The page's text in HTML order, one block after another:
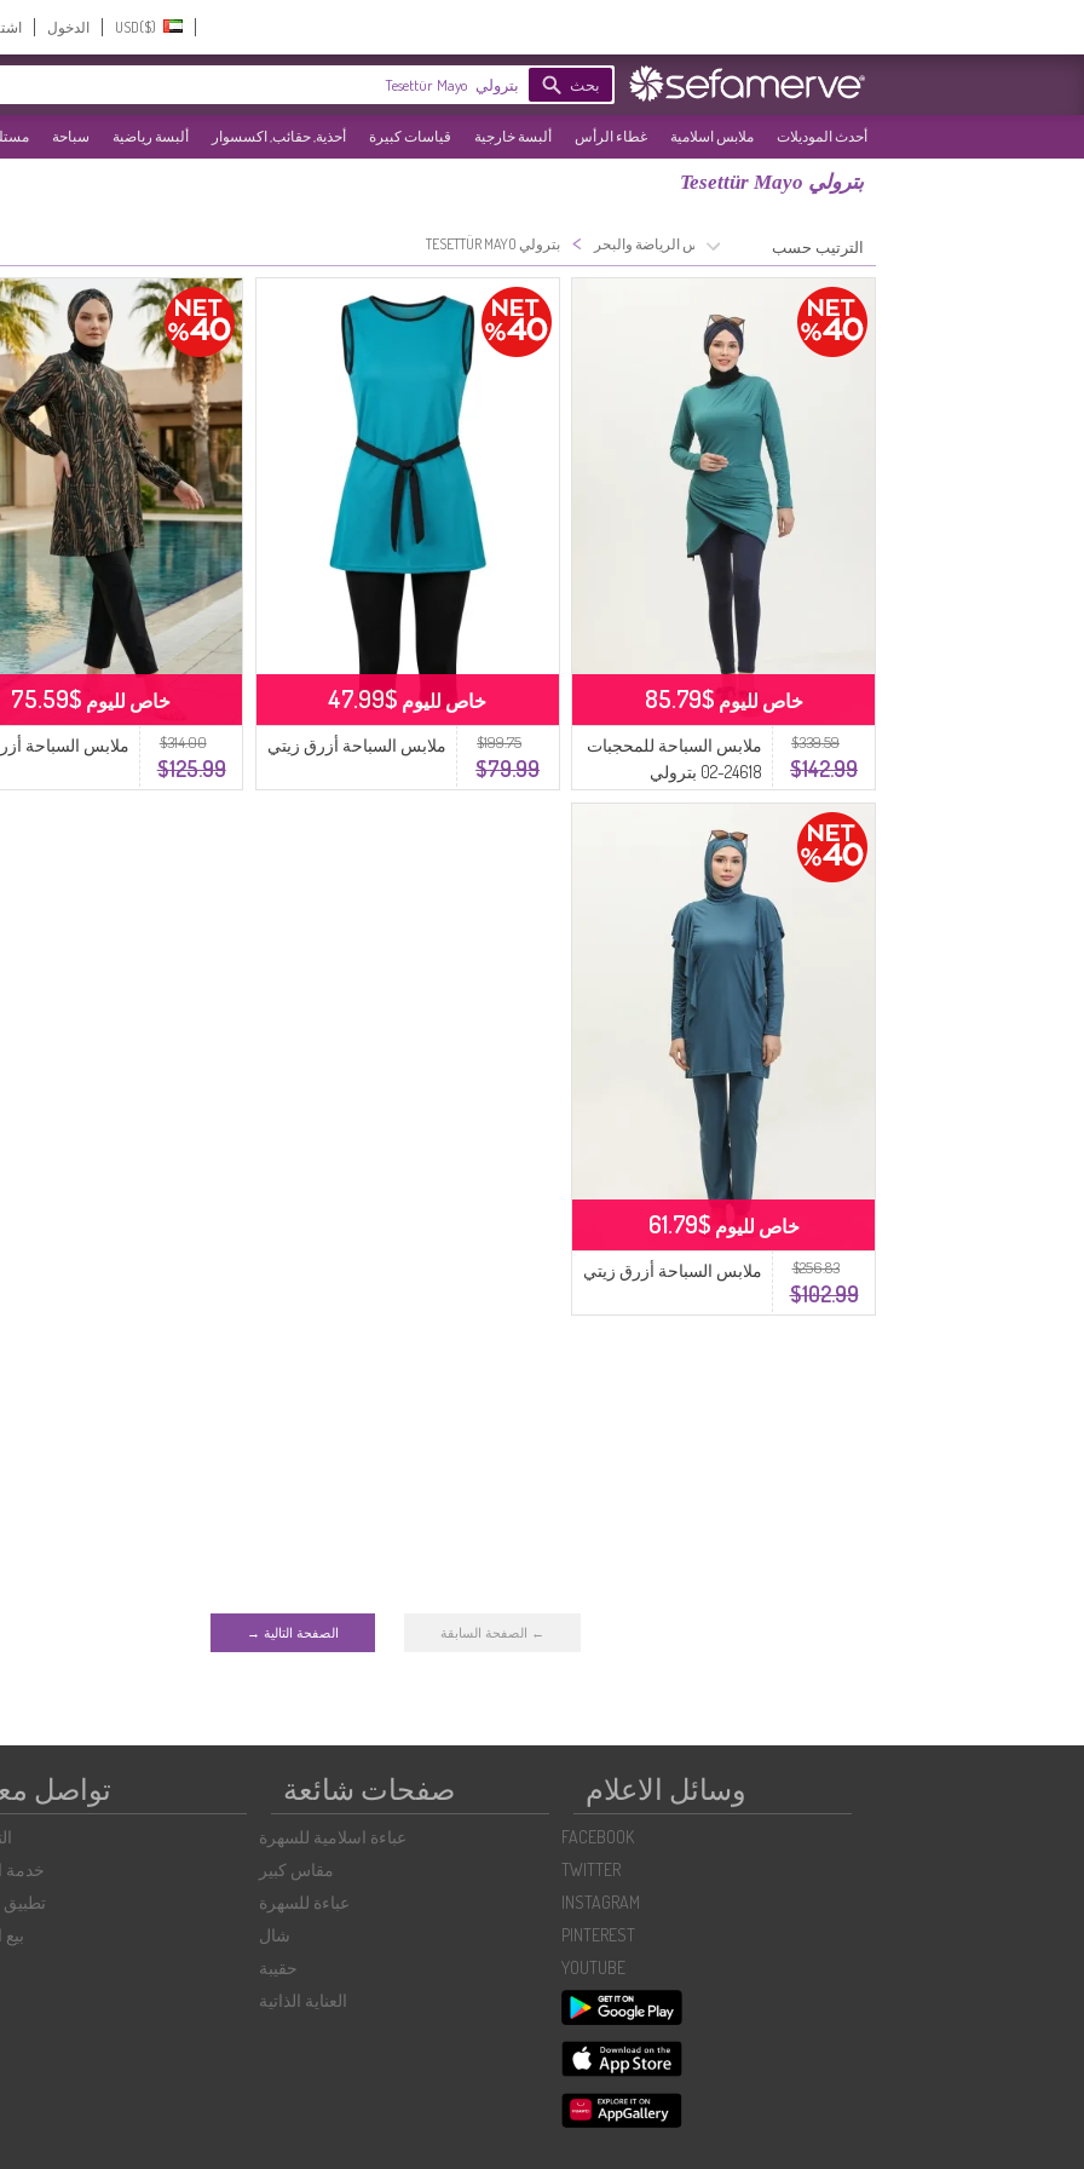
الدخول
بحث
أحدث الموديلات ملابس اسلامية غطاء الرأس ألبسة خارجية قياسات كبيرة أحذية, حقائب, اكسسوار ألبسة رياضية سباحة
بترولي Tesettür Mayo
الصفحة الرئيسية ملابس الرياضة والبحر > بترولي TESETTÜR MAYO
$339.59
$142.99
ملابس السباحة للمحجبات
24618-02 بترولي
خاص لليوم $85.79
$199.75
$79.99
ملابس السباحة أزرق زيتي
خاص لليوم $47.99
$314.00
$125.99
ملابس السباحة
خاص لليوم $75.59
$256.83
$102.99
ملابس السباحة أزرق زيتي
خاص لليوم $61.79
← الصفحة السابقة الصفحة التالية →
تواصل
خدمة
تطبيق
صفحات شائعة
عباءة اسلامية للسهرة
مقاس كبير
عباءة للسهرة
شال
حقيبة
العناية الذاتية
وسائل الاعلام
FACEBOOK
TWITTER
INSTAGRAM
PINTEREST
YOUTUBE